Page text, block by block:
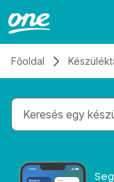
Főoldal
Gépelés közben